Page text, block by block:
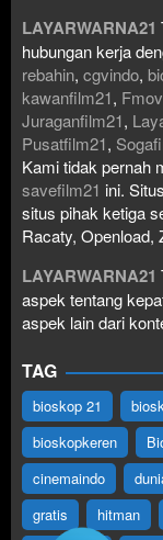
LAYARWARNA21
hubungan kerja
rebahin, cgvindo,
kawanfilm21,
Juraganfilm21,
Pusatfilm21,
Kami tidak pernah
savefilm21 ini.
situs pihak ketiga
Racaty, Openload,
LAYARWARNA21
aspek tentang
aspek lain dari
TAG
bioskop 21
bioskopkeren
cinemaindo
gratis
hitman